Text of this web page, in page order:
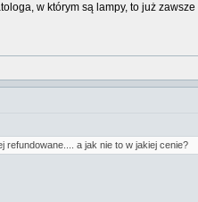
w którym są lampy, to już
refundowane.... a jak nie to w jakiej cenie?